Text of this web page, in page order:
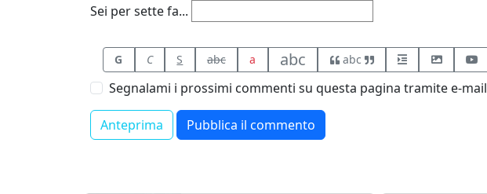
Sei per sette fa...
G C S abc a abc abc
Segnalami i prossimi commenti su questa pagina tramite e-mail